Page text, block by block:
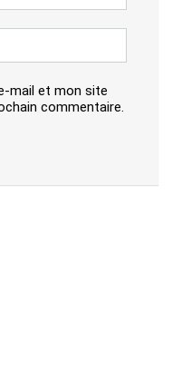
mail et mon site
commentaire.